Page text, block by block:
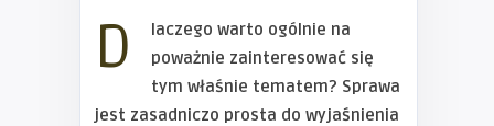
D
laczego warto ogólnie na
poważnie zainteresować się
tym właśnie tematem? Sprawa
jest zasadniczo prosta do wyjaśnienia